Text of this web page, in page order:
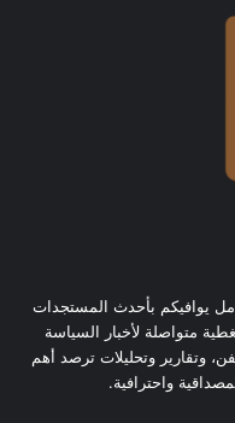
يوافيكم بأحدث المستجدات
متواصلة لأخبار السياسة
وتقارير وتحليلات ترصد أهم
واحترافية.